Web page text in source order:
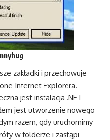
zakładki i przechowuje
Internet Explorera.
jest instalacja .NET
jest utworzenie nowego
razem, gdy uruchomimy
w folderze i zastąpi